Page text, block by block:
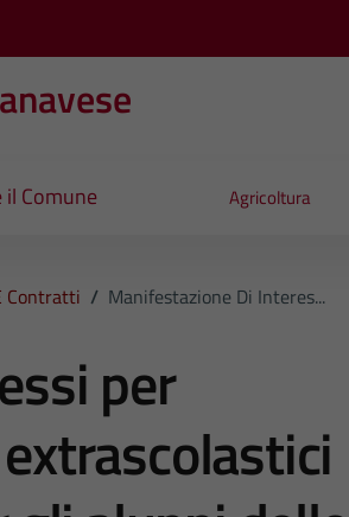
il Comune Agricoltura
Contratti / Manifestazione Di Interes...
per